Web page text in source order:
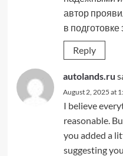
автор
в
Reply
autolands.ru
August 2, 2025 at
I believe
reasonable.
you added a
suggesting